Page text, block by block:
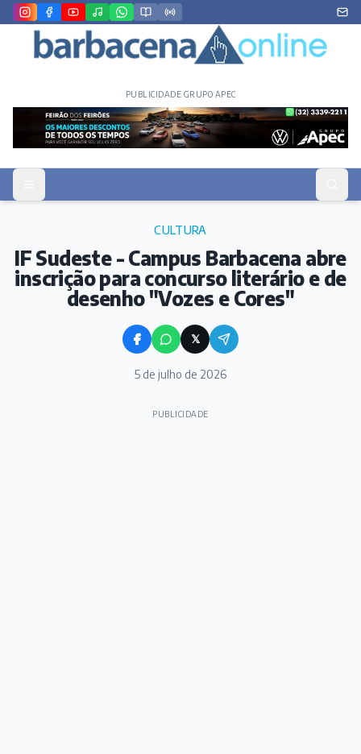
PUBLICIDADE GRUPO APEC
CULTURA
IF Sudeste - Campus Barbacena abre
inscrição para concurso literário e de
desenho "Vozes e Cores"
𝕏
5 de julho de 2026
PUBLICIDADE